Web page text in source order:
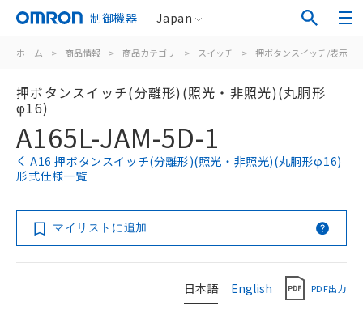
制御機器 Japan
ホーム > 商品情報 > 商品カテゴリ > スイッチ > 押ボタンスイッチ/表示灯
押ボタンスイッチ(分離形)(照光・非照光)(丸胴形
φ16)
A165L-JAM-5D-1
A16 押ボタンスイッチ(分離形)(照光・非照光)(丸胴形φ16)
形式仕様一覧
マイリストに追加
日本語 English PDF出力